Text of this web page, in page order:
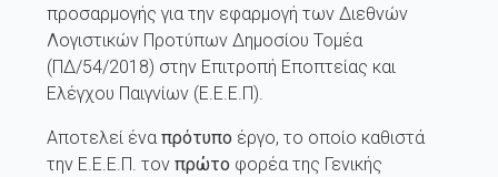
προσαρμογής για την εφαρμογή των Διεθνών
Λογιστικών Προτύπων Δημοσίου Τομέα
(ΠΔ/54/2018) στην Επιτροπή Εποπτείας και
Ελέγχου Παιγνίων (Ε.Ε.Ε.Π).
Αποτελεί έναπρότυπο έργο, το οποίο καθιστά
την Ε.Ε.Ε.Π. τονπρώτο φορέα της Γενικής